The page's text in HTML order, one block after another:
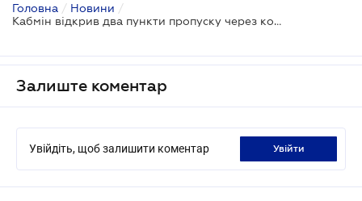
Головна / Новини /
Кабмін відкрив два пункти пропуску через кордон: опубліковано розпорядження
Залиште коментар
Увійдіть, щоб залишити коментар увійти